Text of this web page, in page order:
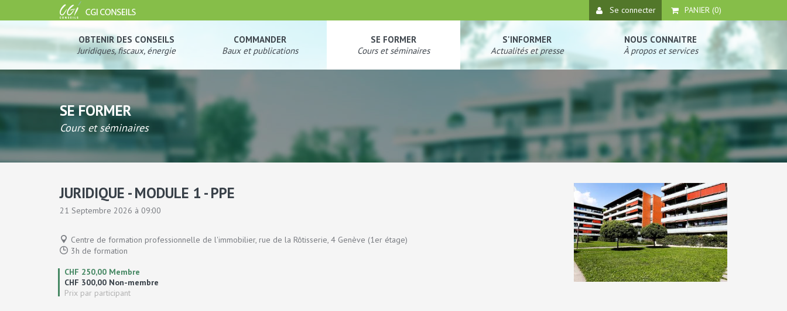
Se connecter PANIER (0)
OBTENIR DES CONSEILS
Juridiques, fiscaux, énergie
COMMANDER
Baux et publications
SE FORMER
Cours et séminaires
S'INFORMER
Actualités et presse
NOUS CONNAITRE
À propos et services
SE FORMER
Cours et séminaires
JURIDIQUE - MODULE 1 - PPE
21 Septembre 2026 à 09:00
Centre de formation professionnelle de l'immobilier, rue de la Rôtisserie, 4 Genève (1er étage)
3h de formation
CHF 250,00 Membre
CHF 300,00 Non-membre
Prix par participant